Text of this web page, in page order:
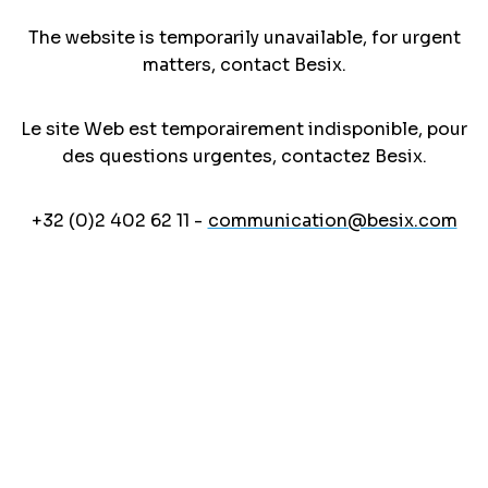
The website is temporarily unavailable, for urgent
matters, contact Besix.
Le site Web est temporairement indisponible, pour
des questions urgentes, contactez Besix.
+32 (0)2 402 62 11 - communication@besix.com